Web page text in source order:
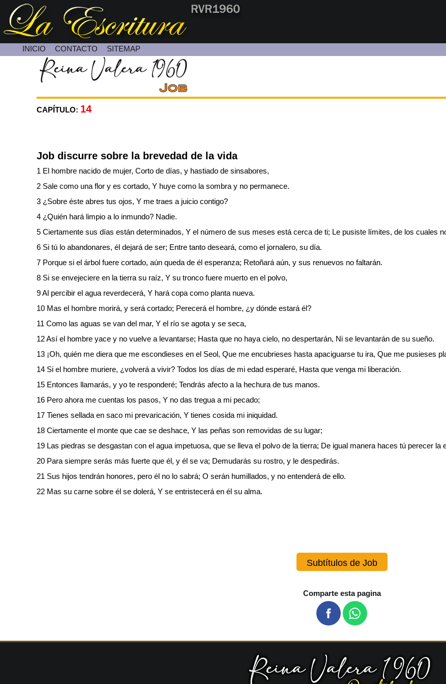
INICIO CONTACTO
Contacte con Nosotros
SITEMAP
CAPÍTULO: 14
Job discurre sobre la brevedad de la vida
1 El hombre nacido de mujer, Corto de días, y hastiado de sinsabores,
2 Sale como una flor y es cortado, Y huye como la sombra y no permanece.
3 ¿Sobre éste abres tus ojos, Y me traes a juicio contigo?
4 ¿Quién hará limpio a lo inmundo? Nadie.
5 Ciertamente sus días están determinados, Y el número de sus meses está cerca de ti; Le pusiste límites, de los cuales
6 Si tú lo abandonares, él dejará de ser; Entre tanto deseará, como el jornalero, su día.
7 Porque si el árbol fuere cortado, aún queda de él esperanza; Retoñará aún, y sus renuevos no faltarán.
8 Si se envejeciere en la tierra su raíz, Y su tronco fuere muerto en el polvo,
9 Al percibir el agua reverdecerá, Y hará copa como planta nueva.
10 Mas el hombre morirá, y será cortado; Perecerá el hombre, ¿y dónde estará él?
11 Como las aguas se van del mar, Y el río se agota y se seca,
12 Así el hombre yace y no vuelve a levantarse; Hasta que no haya cielo, no despertarán, Ni se levantarán de su sueño.
13 ¡Oh, quién me diera que me escondieses en el Seol, Que me encubrieses hasta apaciguarse tu ira, Que me pusieses
14 Si el hombre muriere, ¿volverá a vivir? Todos los días de mi edad esperaré, Hasta que venga mi liberación.
15 Entonces llamarás, y yo te responderé; Tendrás afecto a la hechura de tus manos.
16 Pero ahora me cuentas los pasos, Y no das tregua a mi pecado;
17 Tienes sellada en saco mi prevaricación, Y tienes cosida mi iniquidad.
18 Ciertamente el monte que cae se deshace, Y las peñas son removidas de su lugar;
19 Las piedras se desgastan con el agua impetuosa, que se lleva el polvo de la tierra; De igual manera haces tú perecer la
20 Para siempre serás más fuerte que él, y él se va; Demudarás su rostro, y le despedirás.
21 Sus hijos tendrán honores, pero él no lo sabrá; O serán humillados, y no entenderá de ello.
22 Mas su carne sobre él se dolerá, Y se entristecerá en él su alma.
Subtítulos de Job
Comparte esta pagina